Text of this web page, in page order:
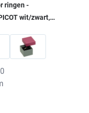
ringen -
wit/zwart,